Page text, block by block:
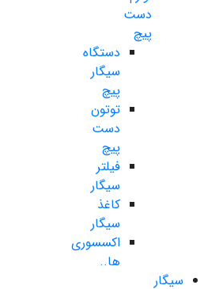
دست
پیچ
دستگاه
سیگار
پیچ
توتون
دست
پیچ
فیلتر
سیگار
کاغذ
سیگار
اکسسوری
ها..
سیگار